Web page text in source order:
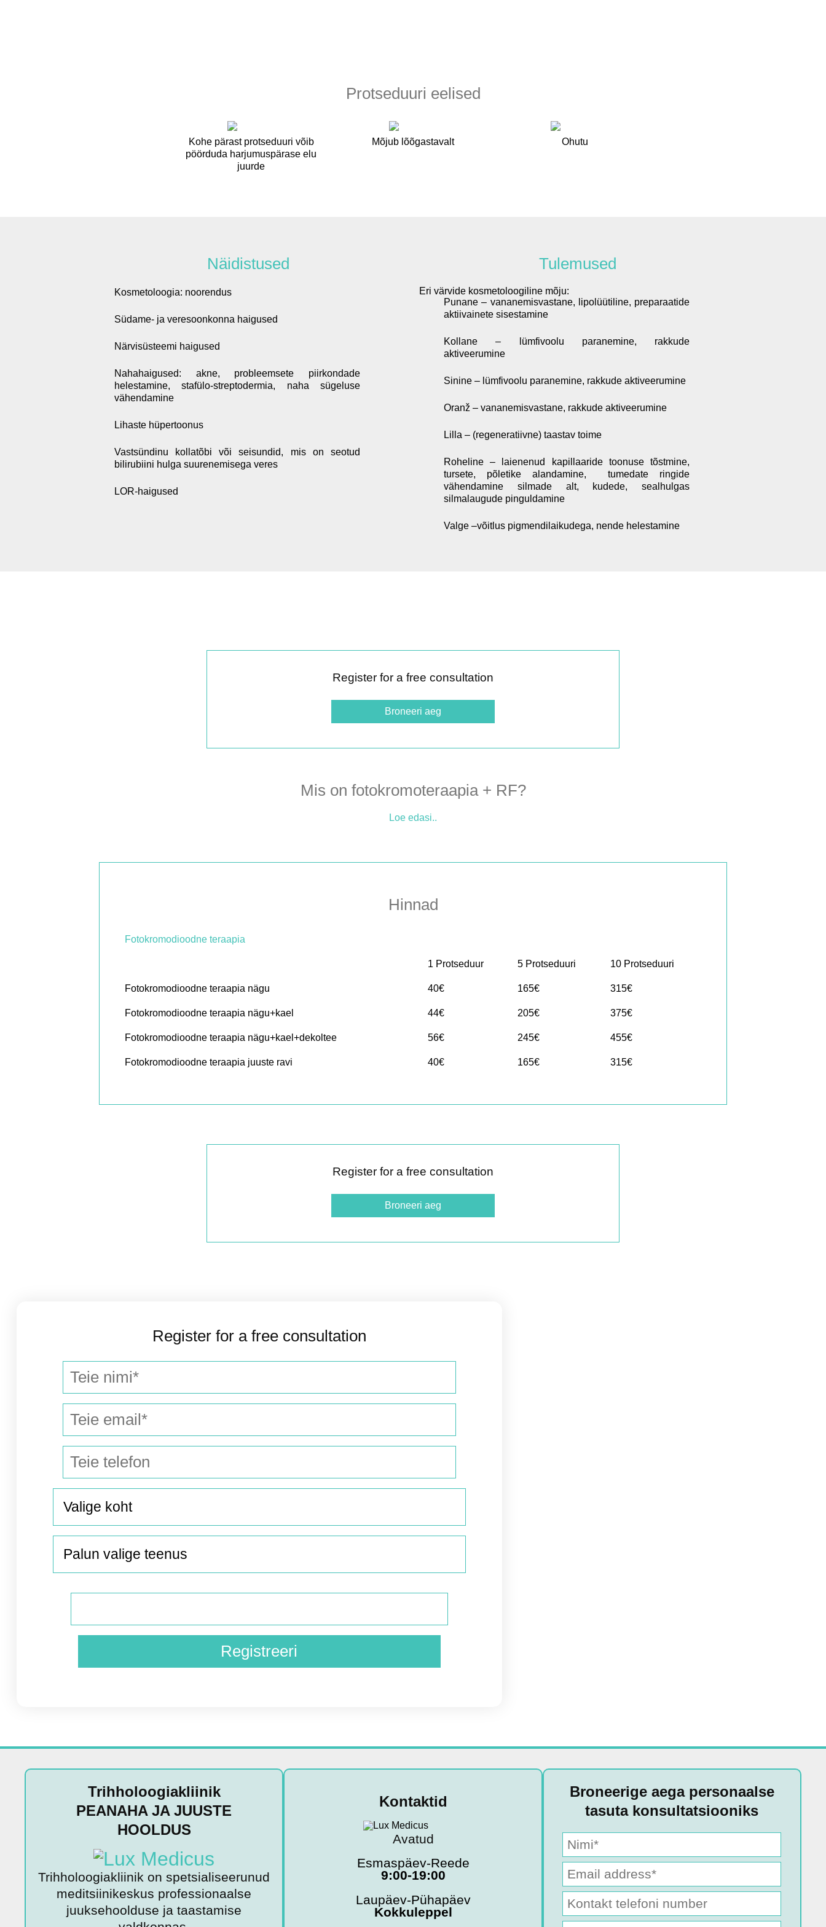
Protseduuri eelised
Kohe pärast protseduuri võib
pöörduda harjumuspärase elu
juurde
Mõjub lõõgastavalt Ohutu
Näidistused
Kosmetoloogia: noorendus
Südame- ja veresoonkonna haigused
Närvisüsteemi haigused
Nahahaigused: akne, probleemsete piirkondade
helestamine, stafülo-streptodermia, naha sügeluse
vähendamine
Lihaste hüpertoonus
Vastsündinu kollatõbi või seisundid, mis on seotud
bilirubiini hulga suurenemisega veres
LOR-haigused
Tulemused
Eri värvide kosmetoloogiline mõju:
Punane – vananemisvastane, lipolüütiline, preparaatide
aktiivainete sisestamine
Kollane – lümfivoolu paranemine, rakkude
aktiveerumine
Sinine – lümfivoolu paranemine, rakkude aktiveerumine
Oranž – vananemisvastane, rakkude aktiveerumine
Lilla – (regeneratiivne) taastav toime
Roheline – laienenud kapillaaride toonuse tõstmine,
tursete, põletike alandamine, tumedate ringide
vähendamine silmade alt, kudede, sealhulgas
silmalaugude pinguldamine
Valge –võitlus pigmendilaikudega, nende helestamine
Register for a free consultation
Broneeri aeg
Mis on fotokromoteraapia + RF?
Loe edasi..
Hinnad
Fotokromodioodne teraapia
1 Protseduur 5 Protseduuri 10 Protseduuri
Fotokromodioodne teraapia nägu 40€ 165€ 315€
Fotokromodioodne teraapia nägu+kael 44€ 205€ 375€
Fotokromodioodne teraapia nägu+kael+dekoltee 56€ 245€ 455€
Fotokromodioodne teraapia juuste ravi 40€ 165€ 315€
Register for a free consultation
Broneeri aeg
Register for a free consultation
Trihholoogiakliinik
PEANAHA JA JUUSTE
HOOLDUS
Trihholoogiakliinik on spetsialiseerunud
meditsiinikeskus professionaalse
juuksehoolduse ja taastamise
Kontaktid
Avatud
Esmaspäev-Reede
9:00-19:00
Laupäev-Pühapäev
Kokkuleppel
Broneerige aega personaalse
tasuta konsultatsiooniks